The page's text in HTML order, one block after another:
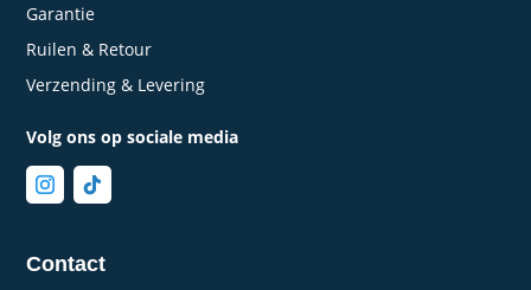
Garantie
Ruilen & Retour
Verzending & Levering
Volg ons op sociale media
Contact